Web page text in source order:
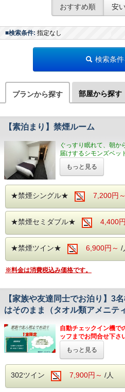
おすすめ順 安
■検索条件: 指定なし
検索条
プランから探す 部屋から探す
【素泊まり】禁煙ルーム
ぐっすり眠れて、朝か
届けするシモンズベッ
自動チェックイン機で
ッフまでお問合せ下さ
★都内主要エリアへの
- 末広町駅 2･4番出口よ
- 御徒町駅 南口より徒
- 上野広小路駅 A1･A4
- 湯島駅 6番出口より
- 仲御徒町駅 2番出口
- 秋葉原駅 電気街口よ
- 上野動物園まで13分
- 上野恩賜公園まで15分
- 日本武道館まで21分
- 東京ドームまで22分
- 東京スカイツリーま
ビジネス・観光に是非
その他ご要望（角部屋
ベーターから離れた部
ざいましたらご記入下
※出来る限りご配慮さ
合もございます。
もっと見る
★禁煙シングル★ 7,200円～
★禁煙セミダブル★ 4,400
★禁煙ツイン★ 6,900円～ /
※料金は消費税込み価格です。
【家族や友達同士でお泊り】3
はそのまま（タオル類アメニテ
自動チェックイン機で
ッフまでお問合せ下さ
※シモンズ製セミダブ
シモンズ製シングル
【宿泊例】
もっと見る
302ツイン 7,900円～ /人